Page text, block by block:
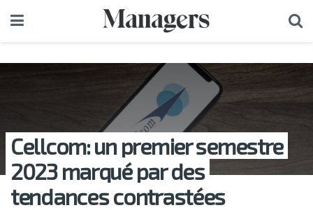
Cellcom: un premier semestre
2023 marqué par des
tendances contrastées